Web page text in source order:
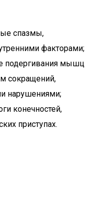
спазмы,
факторами;
подергивания мышц
сокращений,
нарушениями;
конечностей,
приступах.